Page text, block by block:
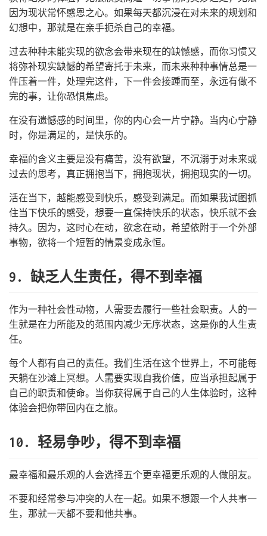
因为现状常怀感恩之心。如果每天都沉浸在对未来的规划和
幻想中，那就是在亲手扼杀自己的幸福。
过去种种未能实现的欲念会带来现在的缺憾感，而你习惯又
将弥补现实缺憾的希望寄托于未来，而未来种种事情总是一
件压着一件，处理完这件，下一件会接踵而至，永远有做不
完的事，让你恐惧焦虑。
在没有遗憾感的时间里，你的内心会一片宁静。当内心宁静
时，你是满足的，是快乐的。
幸福的含义主要是没有痛苦，没有欲望，不沉溺于对未来或
过去的思考，真正拥抱当下，拥抱现状，拥抱现实的一切。
活在当下，越能感受到快乐，感受到满足。而如果我试图抓
住当下快乐的感受，想要一直保持快乐的状态，快乐就不会
持久。因为，这时心在动，欲念在动，希望依附于一个外部
事物，欲将一个短暂的情景变成永恒。
9. 缺乏人生责任，得不到幸福
作为一种社会性动物，人需要去履行一些社会职责。人的一
生就是在力所能及的范围内减少无序状态，这是你的人生责
任。
每个人都有自己的责任。我们生活在这个世界上，不可能每
天躺在沙滩上冥想。人需要实现自我价值，应当承担起属于
自己的职责和使命。当你获得属于自己的人生体验时，这种
体验会把你带回内在之旅。
10. 轻易争吵，得不到幸福
最幸福和最乐观的人会选择五个更幸福更乐观的人做朋友。
不要和经常参与冲突的人在一起。如果不想跟一个人共事一
生，那就一天都不要和他共事。